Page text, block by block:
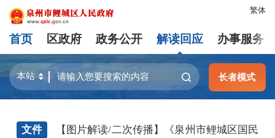
繁体
首页 区政府 政务公开 解读回应 办事服务
长者模式
文件
【图片解读/二次传播】《泉州市鲤城区国民